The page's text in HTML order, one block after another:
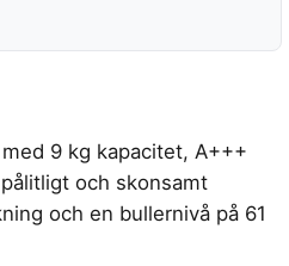
9 kg kapacitet, A+++
och skonsamt
och en bullernivå på 61